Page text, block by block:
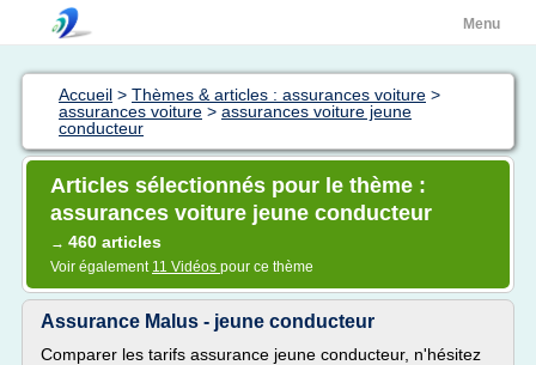
Menu
Accueil > Thèmes & articles : assurances voiture >
assurances voiture > assurances voiture jeune
conducteur
Articles sélectionnés pour le thème :
assurances voiture jeune conducteur
→ 460 articles
Voir également 11 Vidéos pour ce thème
Assurance Malus - jeune conducteur
Comparer les tarifs assurance jeune conducteur, n'hésitez